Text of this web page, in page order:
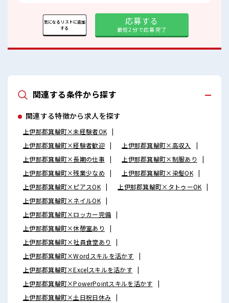
応募する
最短2分で応募完了
気になるリストに追加
する
関連する条件から探す
関連する特徴から求人を探す
上伊那郡箕輪町×未経験者OK
上伊那郡箕輪町×経験者歓迎
上伊那郡箕輪町×高収入
上伊那郡箕輪町×長期の仕事
上伊那郡箕輪町×制服あり
上伊那郡箕輪町×残業少なめ
上伊那郡箕輪町×染髪OK
上伊那郡箕輪町×ピアスOK
上伊那郡箕輪町×タトゥーOK
上伊那郡箕輪町×ネイルOK
上伊那郡箕輪町×ロッカー完備
上伊那郡箕輪町×休憩室あり
上伊那郡箕輪町×社員食堂あり
上伊那郡箕輪町×Wordスキルを活かす
上伊那郡箕輪町×Excelスキルを活かす
上伊那郡箕輪町×PowerPointスキルを活かす
上伊那郡箕輪町×土日祝日休み